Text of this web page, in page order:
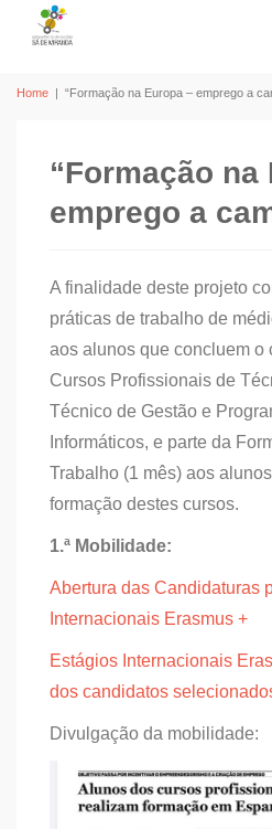
Home | “Formação na Europa – emprego a
“Formação na
emprego a
A finalidade deste projeto
práticas de trabalho de
aos alunos que concluem o
Cursos Profissionais de
Técnico de Gestão e
Informáticos, e parte da
Trabalho (1 mês) aos
formação destes cursos.
1.ª Mobilidade:
Abertura das Candidaturas
Internacionais Erasmus +
Estágios Internacionais
dos candidatos
Divulgação da mobilidade: